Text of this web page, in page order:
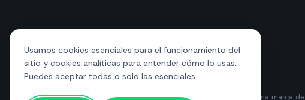
Usamos cookies esenciales para el funcionamiento del
sitio y cookies analíticas para entender cómo lo usas.
Puedes aceptar todas o solo las esenciales.
+39 081 544 7792info@sendapp.live
© 2026 SendApp. Todos los derechos reservados. WhatsApp es una marca